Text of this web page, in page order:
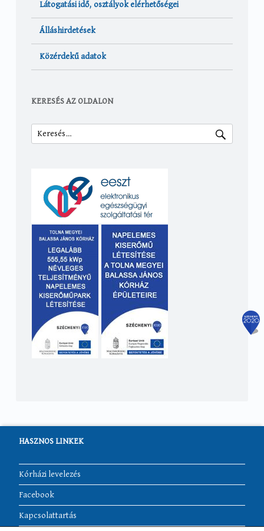
Látogatási idő, osztályok elérhetőségei
Álláshirdetések
Közérdekű adatok
KERESÉS AZ OLDALON
Keresés:
HASZNOS LINKEK
Kórházi levelezés
Facebook
Kapcsolattartás